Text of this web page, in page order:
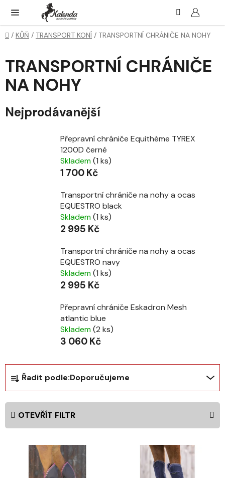
obsah
Domů
/ KŮŇ / TRANSPORT KONÍ / TRANSPORTNÍ CHRÁNIČE NA NOHY
TRANSPORTNÍ CHRÁNIČE
NA NOHY
Nejprodávanější
Přepravní chrániče Equithéme TYREX
1200D černé
Skladem(1 ks)
1 700 Kč
Transportní chrániče na nohy a ocas
EQUESTRO black
Skladem(1 ks)
2 995 Kč
Transportní chrániče na nohy a ocas
EQUESTRO navy
Skladem(1 ks)
2 995 Kč
Přepravní chrániče Eskadron Mesh
atlantic blue
Skladem(2 ks)
3 060 Kč
a
z
e
n
Řadit podle:Doporučujeme
OTEVŘÍT FILTR